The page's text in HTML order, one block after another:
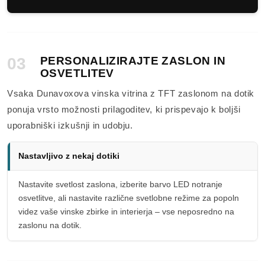
03
PERSONALIZIRAJTE ZASLON IN
OSVETLITEV
Vsaka Dunavoxova vinska vitrina z TFT zaslonom na dotik
ponuja vrsto možnosti prilagoditev, ki prispevajo k boljši
uporabniški izkušnji in udobju.
Nastavljivo z nekaj dotiki
Nastavite svetlost zaslona, izberite barvo LED notranje
osvetlitve, ali nastavite različne svetlobne režime za popoln
videz vaše vinske zbirke in interierja – vse neposredno na
zaslonu na dotik.